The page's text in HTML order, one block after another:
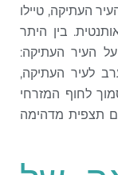
העתיקה, טיילו
בין היתר
העיר העתיקה:
לעיר העתיקה,
לחוף המזרחי
תצפית מדהימה